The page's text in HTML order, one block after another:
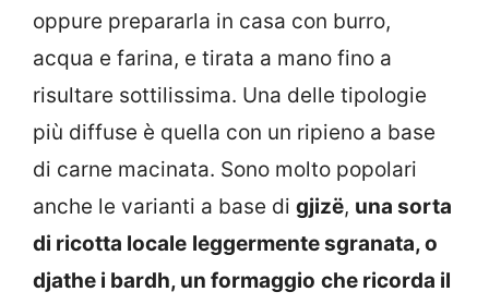
oppure prepararla in casa con burro,
acqua e farina, e tirata a mano fino a
risultare sottilissima. Una delle tipologie
più diffuse è quella con un ripieno a base
di carne macinata. Sono molto popolari
anche le varianti a base di gjizë, una sorta
di ricotta locale leggermente sgranata, o
djathe i bardh, un formaggio che ricorda il